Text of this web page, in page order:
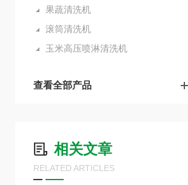
果蔬清洗机
滚筒清洗机
玉米高压喷淋清洗机
查看全部产品
相关文章
RELATED ARTICLES